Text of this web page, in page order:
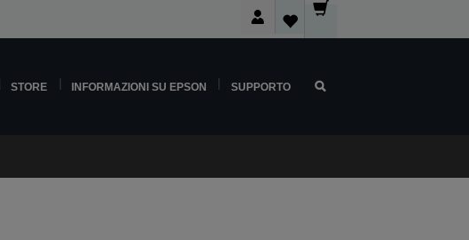
STORE INFORMAZIONI SU EPSON SUPPORTO